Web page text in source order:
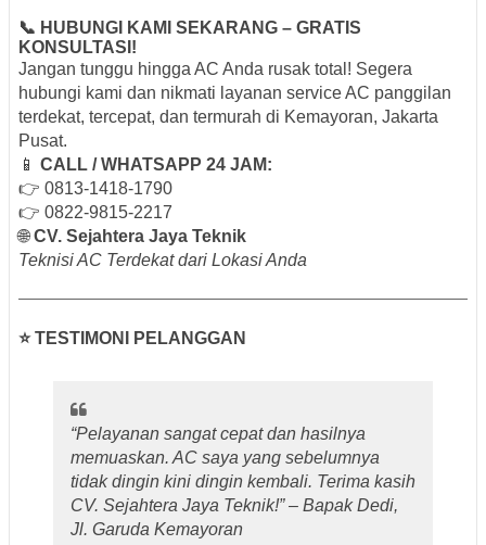
📞 HUBUNGI KAMI SEKARANG – GRATIS
KONSULTASI!
Jangan tunggu hingga AC Anda rusak total! Segera
hubungi kami dan nikmati layanan service AC panggilan
terdekat, tercepat, dan termurah di Kemayoran, Jakarta
Pusat.
📱 CALL / WHATSAPP 24 JAM:
👉 0813-1418-1790
👉 0822-9815-2217
🌐CV. Sejahtera Jaya Teknik
Teknisi AC Terdekat dari Lokasi Anda
⭐ TESTIMONI PELANGGAN
“Pelayanan sangat cepat dan hasilnya
memuaskan. AC saya yang sebelumnya
tidak dingin kini dingin kembali. Terima kasih
CV. Sejahtera Jaya Teknik!” – Bapak Dedi,
Jl. Garuda Kemayoran